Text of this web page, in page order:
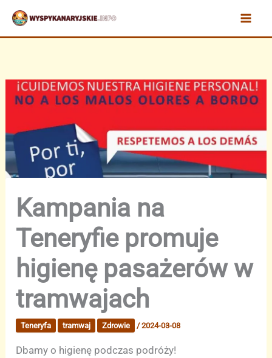
Przejdź
treści
Kampania na
Teneryfie promuje
higienę pasażerów w
tramwajach
Teneryfa tramwaj Zdrowie /2024-03-08
Dbamy o higienę podczas podróży!